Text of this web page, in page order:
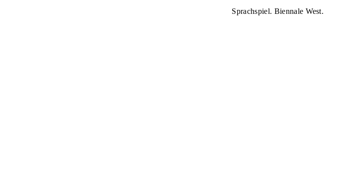
Sprachspiel. Biennale West.